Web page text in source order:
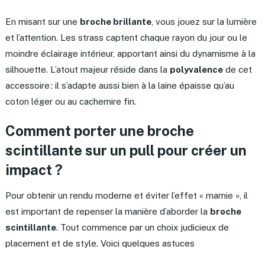
En misant sur une broche brillante, vous jouez sur la lumière
et l’attention. Les strass captent chaque rayon du jour ou le
moindre éclairage intérieur, apportant ainsi du dynamisme à la
silhouette. L’atout majeur réside dans la polyvalencede cet
accessoire : il s’adapte aussi bien à la laine épaisse qu’au
coton léger ou au cachemire fin.
Comment porter une broche
scintillante sur un pull pour créer un
impact ?
Pour obtenir un rendu moderne et éviter l’effet « mamie », il
est important de repenser la manière d’aborder la broche
scintillante. Tout commence par un choix judicieux de
placement et de style. Voici quelques astuces